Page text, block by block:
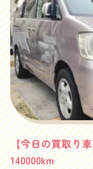
開きがあるんですよ
買取り相場的にも5万
出たりします。でも
んって動くと、日本
ね。まさにおもてな
見上げると、澄み渡
～日産エルグランド
軽にどうぞ！フリー
【今日の買取
140000km